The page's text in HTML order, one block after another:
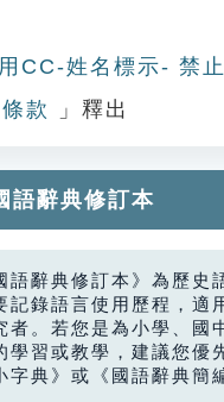
CC-姓名標示- 禁
款
」釋出
語辭典修訂本
語辭典修訂本》為歷史
記錄語言使用歷程，適
者。若您是為小學、國
學習或教學，建議您優
字典》或《國語辭典簡